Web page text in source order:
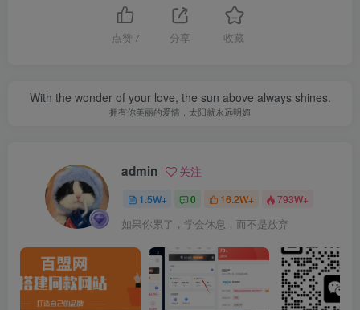
点赞 7 分享 收藏
With the wonder of your love, the sun above always shines.
拥有你美丽的爱情，太阳就永远明媚
admin 关注
1.5W+ 0 16.2W+ 793W+
如果你累了，学会休息，而不是放弃